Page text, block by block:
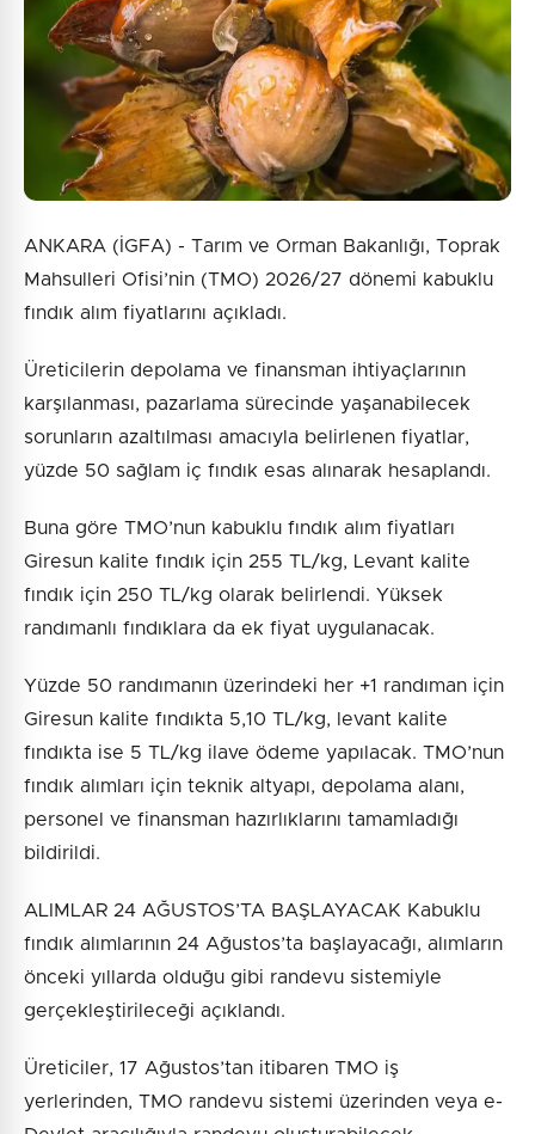
Gönder
ANKARA (İGFA) - Tarım ve Orman Bakanlığı, Toprak
Mahsulleri Ofisi’nin (TMO) 2026/27 dönemi kabuklu
fındık alım fiyatlarını açıkladı.
Üreticilerin depolama ve finansman ihtiyaçlarının
karşılanması, pazarlama sürecinde yaşanabilecek
sorunların azaltılması amacıyla belirlenen fiyatlar,
yüzde 50 sağlam iç fındık esas alınarak hesaplandı.
Buna göre TMO’nun kabuklu fındık alım fiyatları
Giresun kalite fındık için 255 TL/kg, Levant kalite
fındık için 250 TL/kg olarak belirlendi. Yüksek
randımanlı fındıklara da ek fiyat uygulanacak.
Yüzde 50 randımanın üzerindeki her +1 randıman için
Giresun kalite fındıkta 5,10 TL/kg, levant kalite
fındıkta ise 5 TL/kg ilave ödeme yapılacak. TMO’nun
fındık alımları için teknik altyapı, depolama alanı,
personel ve finansman hazırlıklarını tamamladığı
bildirildi.
ALIMLAR 24 AĞUSTOS’TA BAŞLAYACAK Kabuklu
fındık alımlarının 24 Ağustos’ta başlayacağı, alımların
önceki yıllarda olduğu gibi randevu sistemiyle
gerçekleştirileceği açıklandı.
Üreticiler, 17 Ağustos’tan itibaren TMO iş
yerlerinden, TMO randevu sistemi üzerinden veya e-